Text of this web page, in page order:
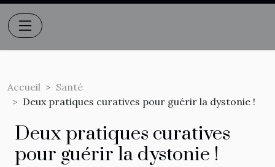
Accueil
Santé
Deux pratiques curatives pour guérir la dystonie !
Deux pratiques curatives
pour guérir la dystonie !